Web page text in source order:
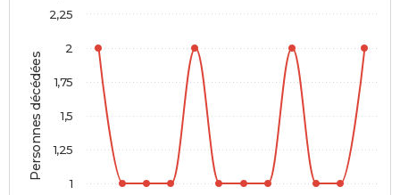
Personnes décédées
1
1,25
1,5
1,75
2
2,25